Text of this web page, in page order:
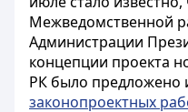
Межведомственной
Администрации
концепции проекта
РК было предложено
законопроектных